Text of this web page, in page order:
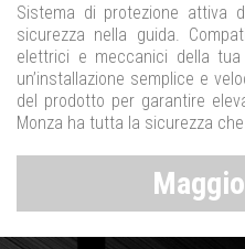
Sistema di protezione attiva
sicurezza nella guida.
elettrici e meccanici della
un’installazione semplice e
del prodotto per garantire
Monza ha tutta la sicurezza che